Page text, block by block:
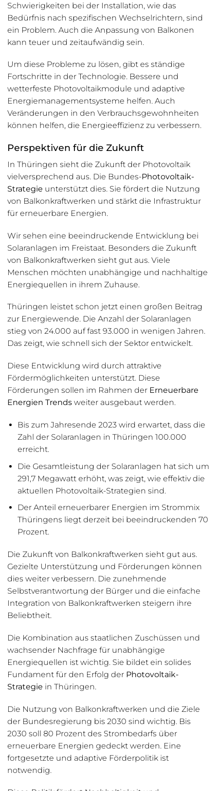
Schwierigkeiten bei der Installation, wie das
Bedürfnis nach spezifischen Wechselrichtern, sind
ein Problem. Auch die Anpassung von Balkonen
kann teuer und zeitaufwändig sein.
Um diese Probleme zu lösen, gibt es ständige
Fortschritte in der Technologie. Bessere und
wetterfeste Photovoltaikmodule und adaptive
Energiemanagementsysteme helfen. Auch
Veränderungen in den Verbrauchsgewohnheiten
können helfen, die Energieeffizienz zu verbessern.
Perspektiven für die Zukunft
In Thüringen sieht die Zukunft der Photovoltaik
vielversprechend aus. Die Bundes-Photovoltaik-
Strategie unterstützt dies. Sie fördert die Nutzung
von Balkonkraftwerken und stärkt die Infrastruktur
für erneuerbare Energien.
Wir sehen eine beeindruckende Entwicklung bei
Solaranlagen im Freistaat. Besonders die Zukunft
von Balkonkraftwerken sieht gut aus. Viele
Menschen möchten unabhängige und nachhaltige
Energiequellen in ihrem Zuhause.
Thüringen leistet schon jetzt einen großen Beitrag
zur Energiewende. Die Anzahl der Solaranlagen
stieg von 24.000 auf fast 93.000 in wenigen Jahren.
Das zeigt, wie schnell sich der Sektor entwickelt.
Diese Entwicklung wird durch attraktive
Fördermöglichkeiten unterstützt. Diese
Förderungen sollen im Rahmen der Erneuerbare
Energien Trends weiter ausgebaut werden.
Bis zum Jahresende 2023 wird erwartet, dass die
Zahl der Solaranlagen in Thüringen 100.000
erreicht.
Die Gesamtleistung der Solaranlagen hat sich um
291,7 Megawatt erhöht, was zeigt, wie effektiv die
aktuellen Photovoltaik-Strategien sind.
Der Anteil erneuerbarer Energien im Strommix
Thüringens liegt derzeit bei beeindruckenden 70
Prozent.
Die Zukunft von Balkonkraftwerken sieht gut aus.
Gezielte Unterstützung und Förderungen können
dies weiter verbessern. Die zunehmende
Selbstverantwortung der Bürger und die einfache
Integration von Balkonkraftwerken steigern ihre
Beliebtheit.
Die Kombination aus staatlichen Zuschüssen und
wachsender Nachfrage für unabhängige
Energiequellen ist wichtig. Sie bildet ein solides
Fundament für den Erfolg der Photovoltaik-
Strategie in Thüringen.
Die Nutzung von Balkonkraftwerken und die Ziele
der Bundesregierung bis 2030 sind wichtig. Bis
2030 soll 80 Prozent des Strombedarfs über
erneuerbare Energien gedeckt werden. Eine
fortgesetzte und adaptive Förderpolitik ist
notwendig.